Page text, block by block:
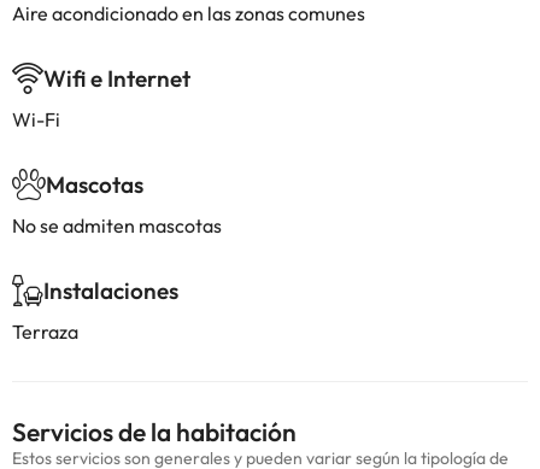
Aire acondicionado en las zonas comunes
Wifi e Internet
Wi-Fi
Mascotas
No se admiten mascotas
Instalaciones
Terraza
Servicios de la habitación
Estos servicios son generales y pueden variar según la tipología de